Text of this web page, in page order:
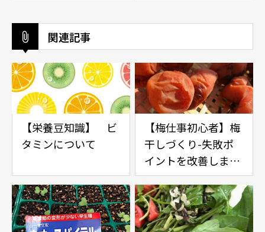
関連記事
【栄養豆知識】 ビ
タミンについて
【梅仕事初心者】梅
干しづくり-失敗ポ
イントを改善しまし
た